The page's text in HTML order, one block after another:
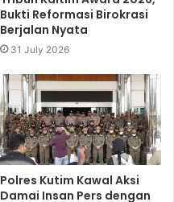
Bukti Reformasi Birokrasi
Berjalan Nyata
31 July 2026
Polres Kutim Kawal Aksi
Damai Insan Pers dengan